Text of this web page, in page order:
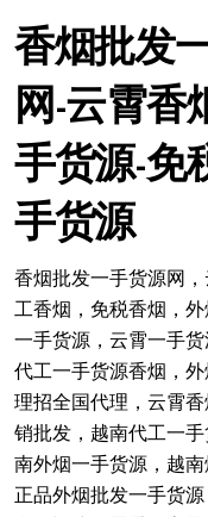
转香烟批发
网-云霄香
手货源-免
手货源
香烟批发一手货源网
工香烟，免税香烟，
一手货源，云霄一手
代工一手货源香烟，
理招全国代理，云霄
销批发，越南代工一
南外烟一手货源，越南
正品外烟批发一手货